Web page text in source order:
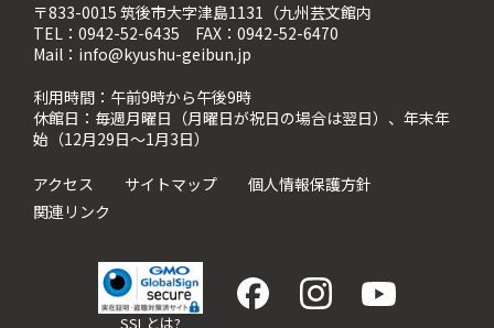
〒833-0015 筑後市大字津島1131（九州芸文館内
TEL：0942-52-6435 FAX：0942-52-6470
Mail：info@kyushu-geibun.jp
利用時間：午前9時から午後9時
休館日：毎週月曜日（月曜日が祝日の場合は翌日）、 年末年
始（12月29日〜1月3日）
アクセス サイトマップ
個人情報保護方針
関連リンク
SSLとは?